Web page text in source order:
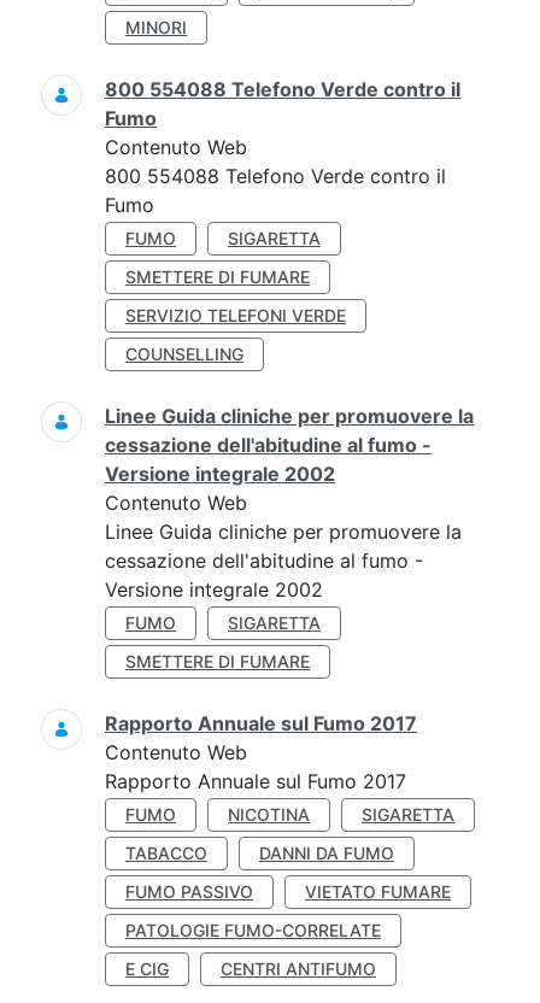
MINORI
800 554088 Telefono Verde contro il
Fumo
Contenuto Web
800 554088 Telefono Verde contro il
Fumo
FUMO
SIGARETTA
SMETTERE DI FUMARE
SERVIZIO TELEFONI VERDE
COUNSELLING
Linee Guida cliniche per promuovere la
cessazione dell'abitudine al fumo -
Versione integrale 2002
Contenuto Web
Linee Guida cliniche per promuovere la
cessazione dell'abitudine al fumo -
Versione integrale 2002
FUMO
SIGARETTA
SMETTERE DI FUMARE
Rapporto Annuale sul Fumo 2017
Contenuto Web
Rapporto Annuale sul Fumo 2017
FUMO NICOTINA
SIGARETTA
TABACCO
DANNI DA FUMO
FUMO PASSIVO
VIETATO FUMARE
PATOLOGIE FUMO-CORRELATE
E CIG
CENTRI ANTIFUMO